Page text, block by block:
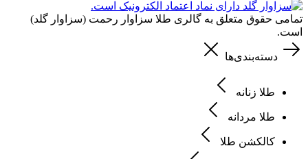
تمامی حقوق متعلق به گالری طلا سزاوار رحمت (سزاوار گلد)
است.
دسته‌بندی‌ها
طلا زنانه
طلا مردانه
کالکشن طلا